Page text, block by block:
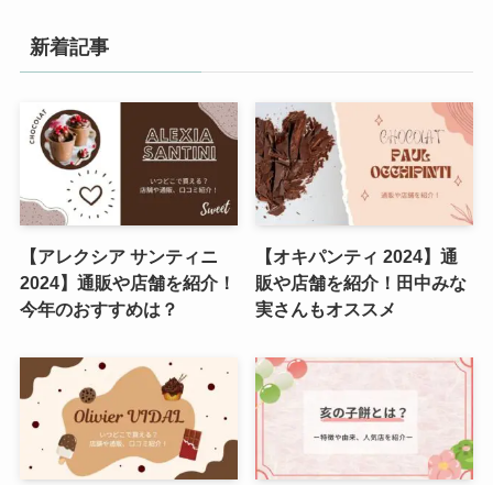
新着記事
【アレクシア サンティニ
2024】通販や店舗を紹介！
今年のおすすめは？
【オキパンティ 2024】通
販や店舗を紹介！田中みな
実さんもオススメ